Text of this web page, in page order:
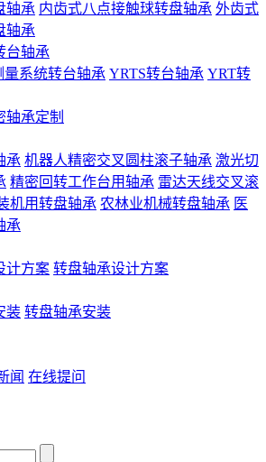
轴承 内齿式八点接触球转盘轴承 外齿式
轴承
台轴承
系统转台轴承 YRTS转台轴承 YRT转
轴承定制
承 机器人精密交叉圆柱滚子轴承 激光切
精密回转工作台用轴承 雷达天线交叉滚
机用转盘轴承 农林业机械转盘轴承 医
承
计方案 转盘轴承设计方案
装 转盘轴承安装
闻 在线提问